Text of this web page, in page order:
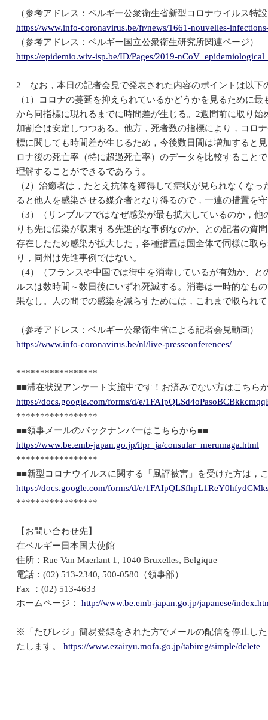
（参考アドレス：ベルギー公衆衛生省新型コロナウイルス特
https://www.info-coronavirus.be/fr/news/1661-nouvelles-
（参考アドレス：ベルギー国立公衆衛生研究所関連ページ）
https://epidemio.wiv-isp.be/ID/Pages/2019-
2 なお，本日の記者会見で発表された内容のポイントは以下
（1）コロナの蔓延を抑えられているかどうかを見るために
から同指標に現れるまでに時間差が生じる。2週間前に取り
加割合は安定しつつある。他方，死者数の指標により，コロ
標に関しても時間差が生じるため，今後数日間は増加すると
ロナ後の死亡率（特に超過死亡率）のデータを比較すること
理解することができるであろう。
（2）治癒者は，たとえ抗体を獲得して症状が見られなくな
ると他人を感染させる媒介者となり得るので，一連の措置を
（3）（リンブルフではなぜ感染が最も拡大しているのか，
りも先に伝染が収束する先進的な事例なのか、との記者の質
存在したため感染が拡大した，各種措置は国全体で同様に取
り，同州は先進事例ではない。
（4）（フランスや中国では街中を消毒しているが有効か、
ルスは数時間～数日後にいずれ死滅する。消毒は一時的なも
果なし。人の間での感染を減らすためには，これまで取られ
（参考アドレス：ベルギー公衆衛生省による記者会見動画）
https://www.info-coronavirus.be/nl/live-pressconferences/
*****************
■■滞在状況アンケート実施中です！お済みでない方はこちら
https://docs.google.com/forms/d/e/
*****************
■■領事メールのバックナンバーはこちらから■■
https://www.be.emb-japan.go.jp/itpr_ja/consular_merumaga.html
*****************
■■新型コロナウイルスに関する「風評被害」を受けた方は，
https://docs.google.com/forms/d/e/
*****************
【お問い合わせ先】
在ベルギー日本国大使館
住所：Rue Van Maerlant 1, 1040 Bruxelles, Belgique
電話：(02) 513-2340, 500-0580（領事部）
Fax ：(02) 513-4633
ホームページ： http://www.be.emb-japan.go.jp/japanese/
※「たびレジ」簡易登録をされた方でメールの配信を停止し
たします。 https://www.ezairyu.mofa.go.jp/tabireg/simple/delete